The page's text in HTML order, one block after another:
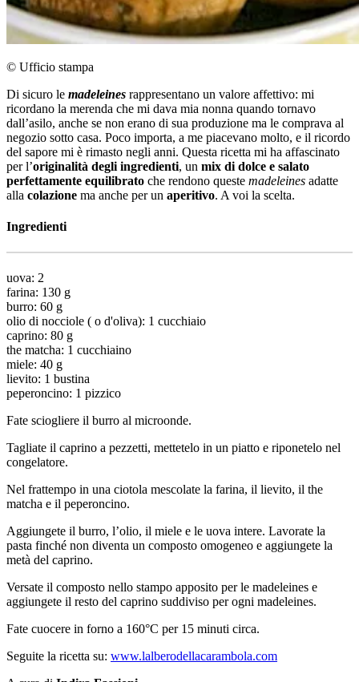
© Ufficio stampa
Di sicuro le madeleines rappresentano un valore affettivo: mi
ricordano la merenda che mi dava mia nonna quando tornavo
dall’asilo, anche se non erano di sua produzione ma le comprava al
negozio sotto casa. Poco importa, a me piacevano molto, e il ricordo
del sapore mi è rimasto negli anni. Questa ricetta mi ha affascinato
per l’originalità degli ingredienti, un mix di dolce e salato
perfettamente equilibrato che rendono queste madeleines adatte
alla colazione ma anche per un aperitivo. A voi la scelta.
Ingredienti
uova: 2
farina: 130 g
burro: 60 g
olio di nocciole ( o d'oliva): 1 cucchiaio
caprino: 80 g
the matcha: 1 cucchiaino
miele: 40 g
lievito: 1 bustina
peperoncino: 1 pizzico
Fate sciogliere il burro al microonde.
Tagliate il caprino a pezzetti, mettetelo in un piatto e riponetelo nel
congelatore.
Nel frattempo in una ciotola mescolate la farina, il lievito, il the
matcha e il peperoncino.
Aggiungete il burro, l’olio, il miele e le uova intere. Lavorate la
pasta finché non diventa un composto omogeneo e aggiungete la
metà del caprino.
Versate il composto nello stampo apposito per le madeleines e
aggiungete il resto del caprino suddiviso per ogni madeleines.
Fate cuocere in forno a 160°C per 15 minuti circa.
Seguite la ricetta su: www.lalberodellacarambola.com